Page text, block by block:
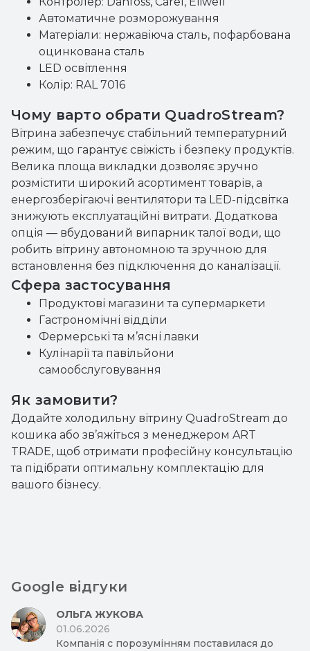
Автоматичне розморожування
Матеріали: нержавіюча сталь, пофарбована
оцинкована сталь
LED освітлення
Колір: RAL 7016
Чому варто обрати QuadroStream?
Вітрина забезпечує стабільний температурний
режим, що гарантує свіжість і безпеку продуктів.
Велика площа викладки дозволяє зручно
розмістити широкий асортимент товарів, а
енергозберігаючі вентилятори та LED-підсвітка
знижують експлуатаційні витрати. Додаткова
опція — вбудований випарник талої води, що
робить вітрину автономною та зручною для
встановлення без підключення до каналізації.
Сфера застосування
Продуктові магазини та супермаркети
Гастрономічні відділи
Фермерські та м’ясні лавки
Кулінарії та павільйони
самообслуговування
Як замовити?
Додайте холодильну вітрину QuadroStream до
кошика або зв’яжіться з менеджером ART
TRADE, щоб отримати професійну консультацію
та підібрати оптимальну комплектацію для
вашого бізнесу.
Google відгуки
ОЛЬГА ЖУКОВА
01.06.2026
Компанія с порозумінням поставилася до